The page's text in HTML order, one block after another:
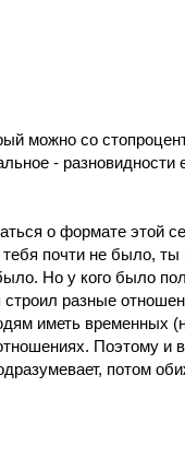
можно со
-
о формате этой
почти не было,
Но у кого было
разные
иметь временных
Поэтому и
потом